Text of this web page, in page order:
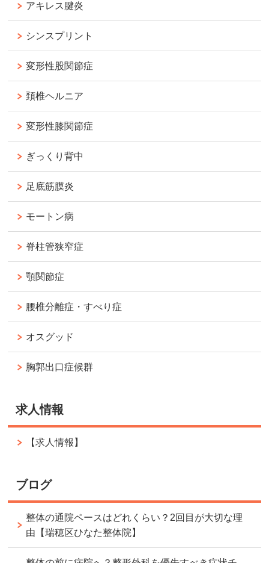
アキレス腱炎
シンスプリント
変形性股関節症
頚椎ヘルニア
変形性膝関節症
ぎっくり背中
足底筋膜炎
モートン病
脊柱管狭窄症
顎関節症
腰椎分離症・すべり症
オスグッド
胸郭出口症候群
求人情報
【求人情報】
ブログ
整体の通院ペースはどれくらい？2回目が大切な理
由【瑞穂区ひなた整体院】